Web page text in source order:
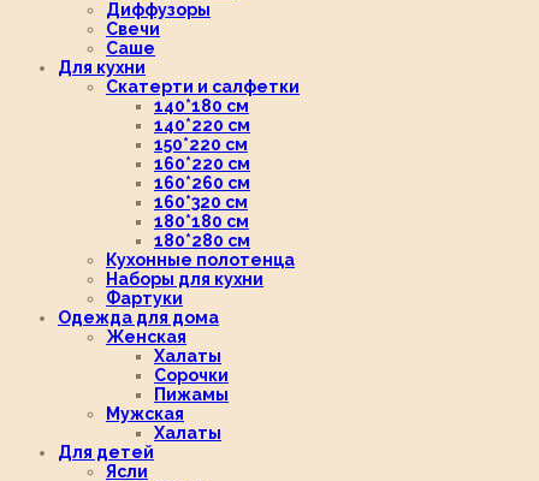
Диффузоры
Свечи
Саше
Для кухни
Скатерти и салфетки
140*180 см
140*220 см
150*220 см
160*220 см
160*260 см
160*320 см
180*180 см
180*280 см
Кухонные полотенца
Наборы для кухни
Фартуки
Одежда для дома
Женская
Халаты
Сорочки
Пижамы
Мужская
Халаты
Для детей
Ясли